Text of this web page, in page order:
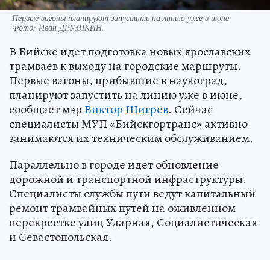
Первые вагоны планируют запустить на линию уже в июне
Фото: Иван ДРУЗЯКИН.
В Бийске идет подготовка новых ярославских
трамваев к выходу на городские маршруты.
Первые вагоны, прибывшие в наукоград,
планируют запустить на линию уже в июне,
сообщает мэр Виктор Щигрев. Сейчас
специалисты МУП «Бийскгортранс» активно
занимаются их техническим обслуживанием.
Параллельно в городе идет обновление
дорожной и транспортной инфраструктуры.
Специалисты службы пути ведут капитальный
ремонт трамвайных путей на оживленном
перекрестке улиц Ударная, Социалистическая
и Севастопольская.